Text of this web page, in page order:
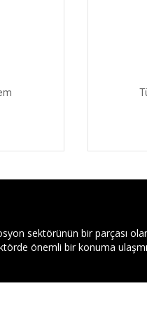
sektörünün bir parçası
önemli bir konuma